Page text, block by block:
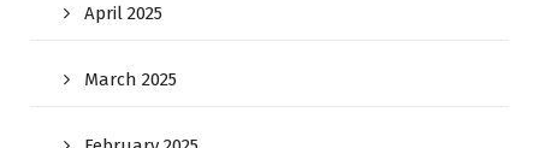
April 2025
March 2025